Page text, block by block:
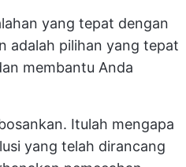
yang tepat dengan
adalah pilihan yang tepat
membantu Anda
Itulah mengapa
yang telah dirancang